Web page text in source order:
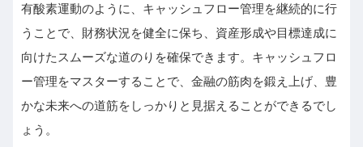
有酸素運動のように、キャッシュフロー管理を継続的に行
うことで、財務状況を健全に保ち、資産形成や目標達成に
向けたスムーズな道のりを確保できます。キャッシュフロ
ー管理をマスターすることで、金融の筋肉を鍛え上げ、豊
かな未来への道筋をしっかりと見据えることができるでし
ょう。